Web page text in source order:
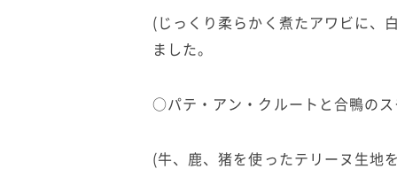
(じっくり柔らかく煮たアワビに、
ました。
○パテ・アン・クルートと合鴨の
(牛、鹿、猪を使ったテリーヌ生地